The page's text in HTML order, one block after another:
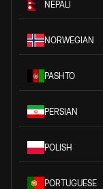
NEPALI
NORWEGIAN
PASHTO
PERSIAN
POLISH
PORTUGUESE